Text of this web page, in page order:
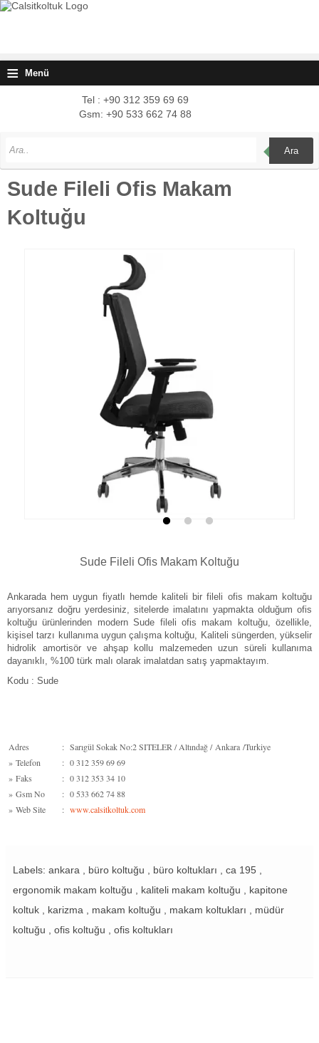
≡ Menü
Tel : +90 312 359 69 69
Gsm: +90 533 662 74 88
Ara
Sude Fileli Ofis Makam
Koltuğu
Sude Fileli Ofis Makam Koltuğu
Ankarada hem uygun fiyatlı hemde kaliteli bir fileli ofis makam koltuğu
arıyorsanız doğru yerdesiniz, sitelerde imalatını yapmakta olduğum ofis
koltuğu ürünlerinden modern Sude fileli ofis makam koltuğu, özellikle,
kişisel tarzı kullanıma uygun çalışma koltuğu, Kaliteli süngerden, yükselir
hidrolik amortisör ve ahşap kollu malzemeden uzun süreli kullanıma
dayanıklı, %100 türk malı olarak imalatdan satış yapmaktayım.
Kodu : Sude
Adres : Sarıgül Sokak No:2 SITELER / Altındağ / Ankara /Turkiye
» Telefon : 0 312 359 69 69
» Faks : 0 312 353 34 10
» Gsm No : 0 533 662 74 88
» Web Site : www.calsitkoltuk.com
Labels: ankara , büro koltuğu , büro koltukları , ca 195 ,
ergonomik makam koltuğu , kaliteli makam koltuğu , kapitone
koltuk , karizma , makam koltuğu , makam koltukları , müdür
koltuğu , ofis koltuğu , ofis koltukları